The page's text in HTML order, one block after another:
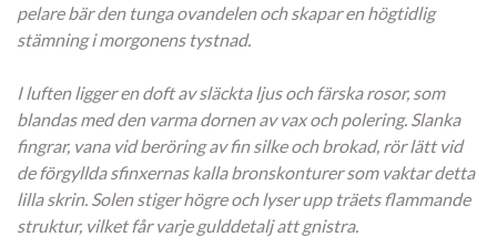
pelare bär den tunga ovandelen och skapar en högtidlig
stämning i morgonens tystnad.
I luften ligger en doft av släckta ljus och färska rosor, som
blandas med den varma dornen av vax och polering. Slanka
fingrar, vana vid beröring av fin silke och brokad, rör lätt vid
de förgyllda sfinxernas kalla bronskonturer som vaktar detta
lilla skrin. Solen stiger högre och lyser upp träets flammande
struktur, vilket får varje gulddetalj att gnistra.